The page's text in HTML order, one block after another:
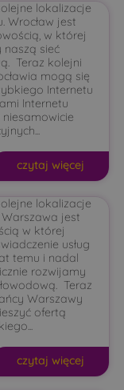
lokalizacje
Wrocław jest
w której
naszą sieć
Teraz kolejni
mogą się
Internetu
Internetu
czytaj więcej
lokalizacje
jest
w której
usług
temu i nadal
rozwijamy
Teraz
Warszawy
ofertą
czytaj więcej